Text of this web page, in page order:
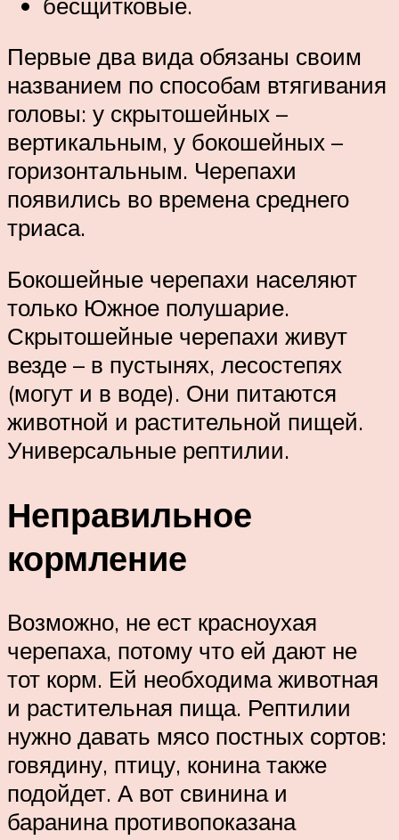
Первые два вида обязаны своим
названием по способам втягивания
головы: у скрытошейных –
вертикальным, у бокошейных –
горизонтальным. Черепахи
появились во времена среднего
триаса.
Бокошейные черепахи населяют
только Южное полушарие.
Скрытошейные черепахи живут
везде – в пустынях, лесостепях
(могут и в воде). Они питаются
животной и растительной пищей.
Универсальные рептилии.
Неправильное
кормление
Возможно, не ест красноухая
черепаха, потому что ей дают не
тот корм. Ей необходима животная
и растительная пища. Рептилии
нужно давать мясо постных сортов:
говядину, птицу, конина также
подойдет. А вот свинина и
баранина противопоказана